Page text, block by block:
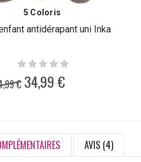
5 Coloris
antidérapant uni Inka
€ 34,99 €
AVIS (4)